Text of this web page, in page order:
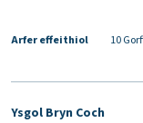
Arfer effeithiol 10
Ysgol Bryn Coch